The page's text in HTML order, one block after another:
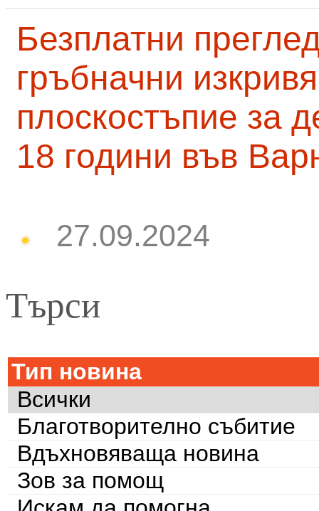
Безплатни
гръбначни
плоскостъпие за
18 години във
27.09.2024
Търси
Тип новина
Всички
Благотворително събитие
Вдъхновяваща новина
Зов за помощ